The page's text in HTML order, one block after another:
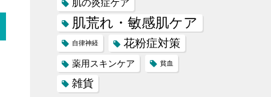
肌の炎症ケア
肌荒れ・敏感肌ケア
自律神経 花粉症対策
薬用スキンケア 貧血
雑貨